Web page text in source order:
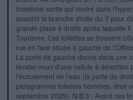
troisième sortie qui rentre dans
aussitôt la branche droite du Y pour
grande place à droite après laquelle il
Tourisme. Les toilettes se trouvent
rue en face située à gauche de
La porte de gauche donne dans une
lavabo muni d'une cellule à détection
l'écoulement de l'eau (la porte de
pictogramme toilettes hommes, était
septembre 2025). N.B.3 : Avant ces